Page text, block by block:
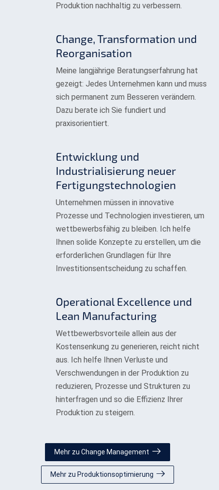
Produktion nachhaltig zu verbessern.
Change, Transformation und
Reorganisation
Meine langjährige Beratungserfahrung hat
gezeigt: Jedes Unternehmen kann und muss
sich permanent zum Besseren verändern.
Dazu berate ich Sie fundiert und
praxisorientiert.
Entwicklung und
Industrialisierung neuer
Fertigungstechnologien
Unternehmen müssen in innovative
Prozesse und Technologien investieren, um
wettbewerbsfähig zu bleiben. Ich helfe
Ihnen solide Konzepte zu erstellen, um die
erforderlichen Grundlagen für Ihre
Investitionsentscheidung zu schaffen.
Operational Excellence und
Lean Manufacturing
Wettbewerbsvorteile allein aus der
Kostensenkung zu generieren, reicht nicht
aus. Ich helfe Ihnen Verluste und
Verschwendungen in der Produktion zu
reduzieren, Prozesse und Strukturen zu
hinterfragen und so die Effizienz Ihrer
Produktion zu steigern.
Mehr zu Change Management
Mehr zu Produktionsoptimierung